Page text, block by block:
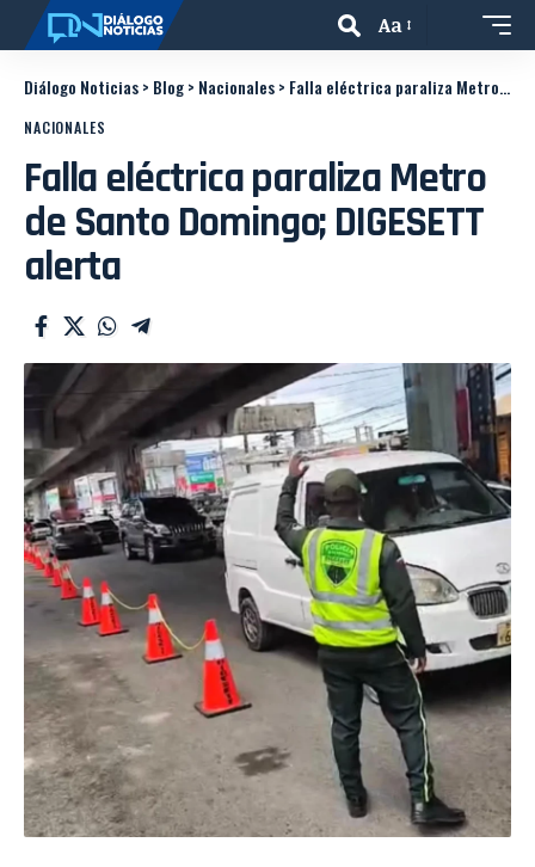
Aa
Diálogo Noticias> Blog> Nacionales> Falla eléctrica paraliza Metro de Santo Domingo; DIGESETT alerta
NACIONALES
Falla eléctrica paraliza Metro
de Santo Domingo; DIGESETT
alerta